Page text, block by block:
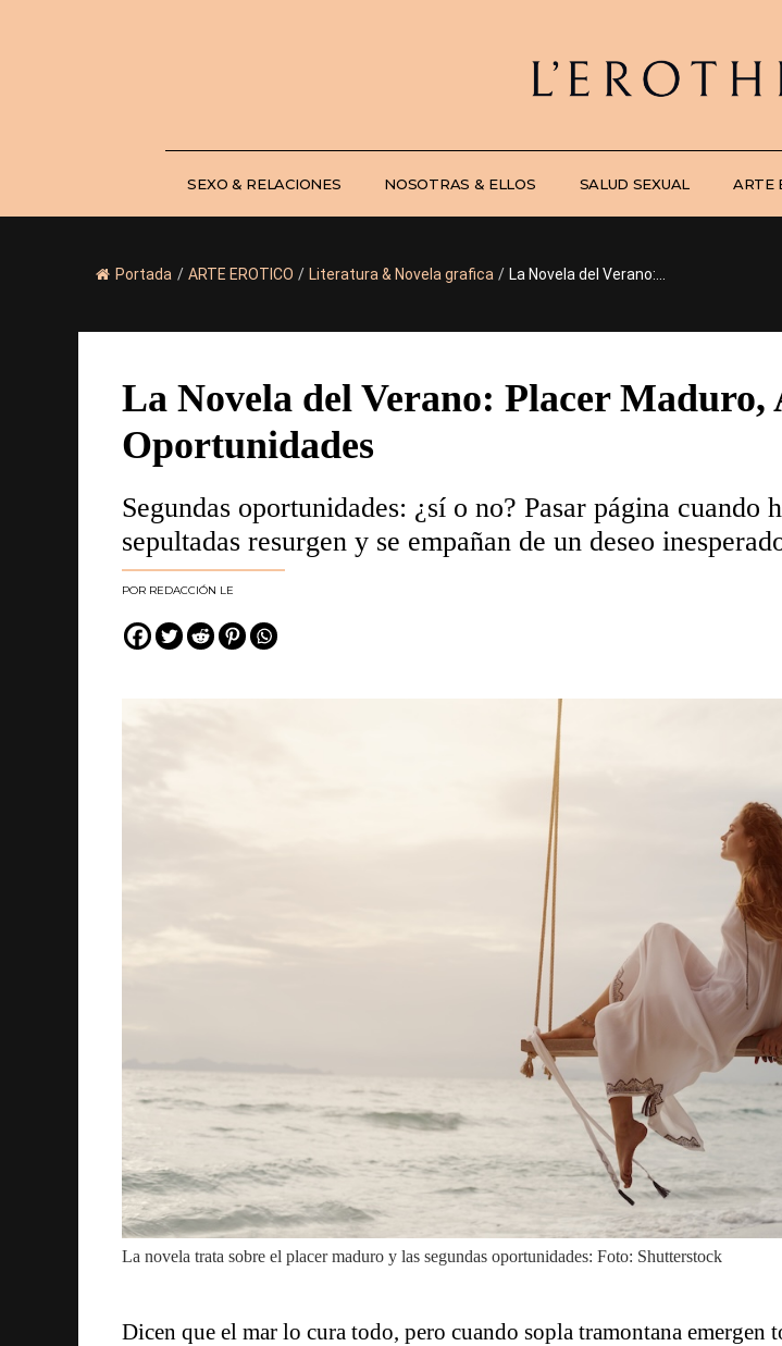
SEXO & RELACIONES NOSOTRAS & ELLOS SALUD SEXUAL ARTE
Portada / ARTE EROTICO / Literatura & Novela grafica / La Novela del Verano:...
La Novela del Verano: Placer Maduro,
Oportunidades
Segundas oportunidades: ¿sí o no? Pasar página cuando
sepultadas resurgen y se empañan de un deseo
REDACCIÓN LE
La novela trata sobre el placer maduro y las segundas oportunidades: Foto: Shutterstock
Dicen que el mar lo cura todo, pero cuando sopla tramontana emergen